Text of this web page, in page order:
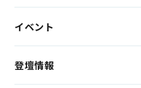
イベント
登壇情報